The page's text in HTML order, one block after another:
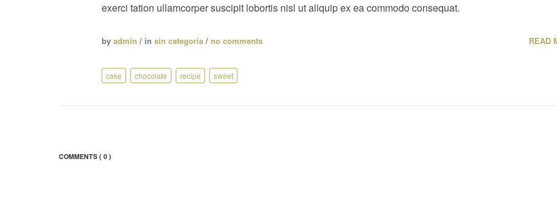
exerci tation ullamcorper suscipit lobortis nisl ut aliquip ex ea commodo consequat.
by admin / in sin categoría / no comments READ
cake chocolate recipe sweet
COMMENTS ( 0 )